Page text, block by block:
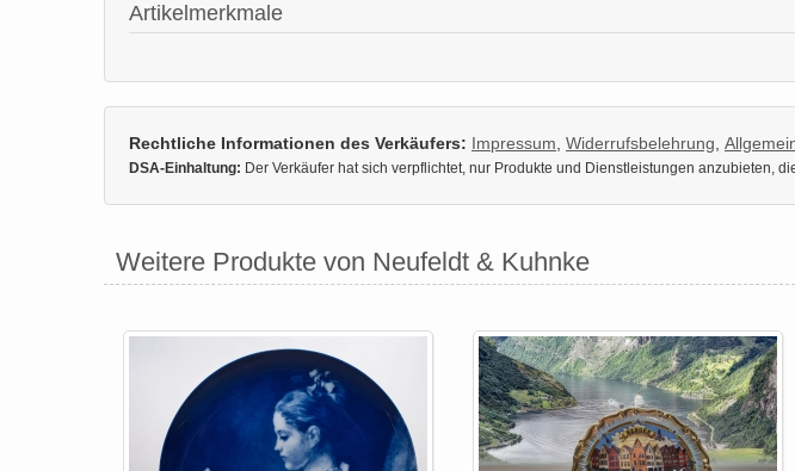
Artikelmerkmale
Rechtliche Informationen des Verkäufers: Impressum Widerrufsbelehrung
DSA-Einhaltung: Der Verkäufer hat sich verpflichtet, nur Produkte und Dienstleistungen anzubieten,
Weitere Produkte von Neufeldt & Kuhnke